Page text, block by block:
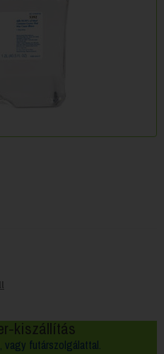
kiszállítás
vagy futárszolgálattal.